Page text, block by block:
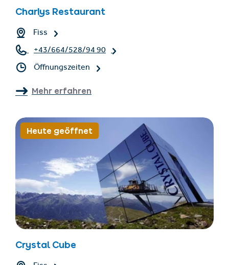
Charlys Restaurant
Fiss
+43/664/528/94 90
Öffnungszeiten
Mehr erfahren
Heute geöffnet
Crystal Cube